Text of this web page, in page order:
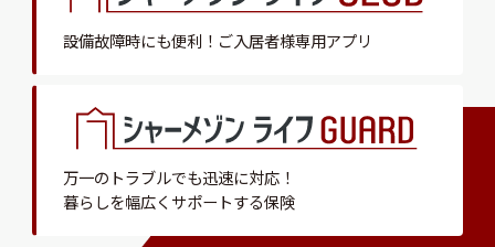
設備故障時にも便利！ ご入居者様専用アプリ
万一のトラブルでも迅速に対応！
暮らしを幅広くサポートする保険